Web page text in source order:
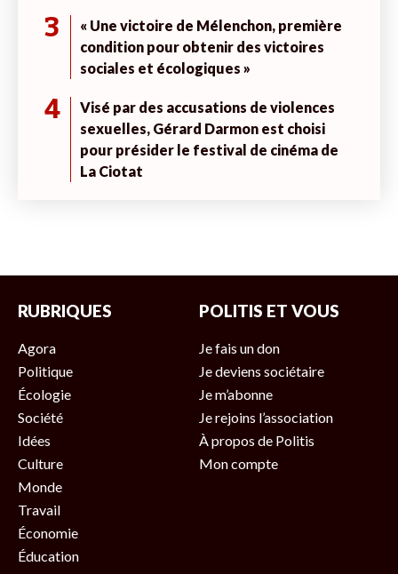
3
« Une victoire de Mélenchon, première
condition pour obtenir des victoires
sociales et écologiques »
4
Visé par des accusations de violences
sexuelles, Gérard Darmon est choisi
pour présider le festival de cinéma de
La Ciotat
RUBRIQUES
Agora
Politique
Écologie
Société
Idées
Culture
Monde
Travail
Économie
Éducation
POLITIS ET VOUS
Je fais un don
Je deviens sociétaire
Je m’abonne
Je rejoins l’association
À propos de Politis
Mon compte